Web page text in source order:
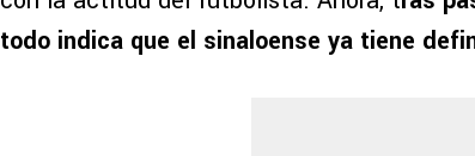
todo indica que el sinaloense ya tiene